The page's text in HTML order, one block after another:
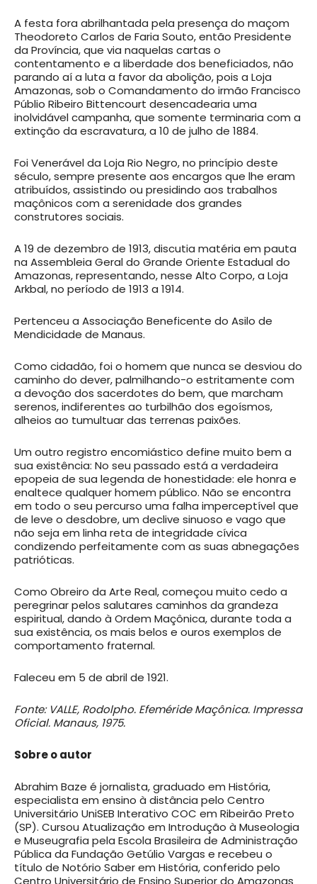
A festa fora abrilhantada pela presença do maçom
Theodoreto Carlos de Faria Souto, então Presidente
da Província, que via naquelas cartas o
contentamento e a liberdade dos beneficiados, não
parando aí a luta a favor da abolição, pois a Loja
Amazonas, sob o Comandamento do irmão Francisco
Públio Ribeiro Bittencourt desencadearia uma
inolvidável campanha, que somente terminaria com a
extinção da escravatura, a 10 de julho de 1884.
Foi Venerável da Loja Rio Negro, no princípio deste
século, sempre presente aos encargos que lhe eram
atribuídos, assistindo ou presidindo aos trabalhos
maçônicos com a serenidade dos grandes
construtores sociais.
A 19 de dezembro de 1913, discutia matéria em pauta
na Assembleia Geral do Grande Oriente Estadual do
Amazonas, representando, nesse Alto Corpo, a Loja
Arkbal, no período de 1913 a 1914.
Pertenceu a Associação Beneficente do Asilo de
Mendicidade de Manaus.
Como cidadão, foi o homem que nunca se desviou do
caminho do dever, palmilhando-o estritamente com
a devoção dos sacerdotes do bem, que marcham
serenos, indiferentes ao turbilhão dos egoísmos,
alheios ao tumultuar das terrenas paixões.
Um outro registro encomiástico define muito bem a
sua existência: No seu passado está a verdadeira
epopeia de sua legenda de honestidade: ele honra e
enaltece qualquer homem público. Não se encontra
em todo o seu percurso uma falha imperceptível que
de leve o desdobre, um declive sinuoso e vago que
não seja em linha reta de integridade cívica
condizendo perfeitamente com as suas abnegações
patrióticas.
Como Obreiro da Arte Real, começou muito cedo a
peregrinar pelos salutares caminhos da grandeza
espiritual, dando à Ordem Maçônica, durante toda a
sua existência, os mais belos e ouros exemplos de
comportamento fraternal.
Faleceu em 5 de abril de 1921.
Fonte: VALLE, Rodolpho. Efeméride Maçônica. Impressa
Oficial. Manaus, 1975.
Sobre o autor
Abrahim Baze é jornalista, graduado em História,
especialista em ensino à distância pelo Centro
Universitário UniSEB Interativo COC em Ribeirão Preto
(SP). Cursou Atualização em Introdução à Museologia
e Museugrafia pela Escola Brasileira de Administração
Pública da Fundação Getúlio Vargas e recebeu o
título de Notório Saber em História, conferido pelo
Centro Universitário de Ensino Superior do Amazonas